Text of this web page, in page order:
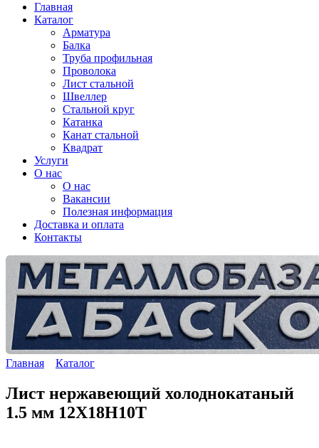
Главная
Каталог
Арматура
Балка
Труба профильная
Проволока
Лист стальной
Швеллер
Стальной круг
Катанка
Канат стальной
Квадрат
Услуги
О нас
О нас
Вакансии
Полезная информация
Доставка и оплата
Контакты
Главная Каталог
Лист нержавеющий холоднокатаный
1.5 мм 12Х18Н10Т